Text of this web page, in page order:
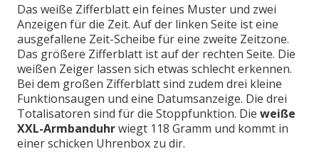
Das weiße Zifferblatt ein feines Muster und zwei
Anzeigen für die Zeit. Auf der linken Seite ist eine
ausgefallene Zeit-Scheibe für eine zweite Zeitzone.
Das größere Zifferblatt ist auf der rechten Seite. Die
weißen Zeiger lassen sich etwas schlecht erkennen.
Bei dem großen Zifferblatt sind zudem drei kleine
Funktionsaugen und eine Datumsanzeige. Die drei
Totalisatoren sind für die Stoppfunktion. Die weiße
XXL-Armbanduhrwiegt 118 Gramm und kommt in
einer schicken Uhrenbox zu dir.